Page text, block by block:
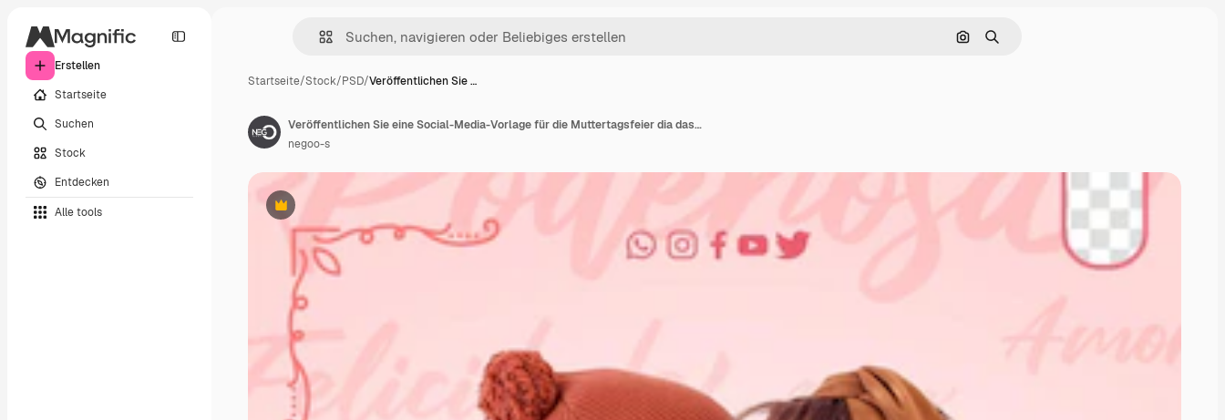
Erstellen
Startseite
Suchen
Stock
Entdecken
Alle tools
Nach Bild suchen
Suchen
Startseite/Stock/PSD/Veröffentlichen Sie …
Premium
Veröffentlichen Sie eine Social-Media-Vorlage für die Muttertagsfeier dia das maes in Brasilien
negoo-s